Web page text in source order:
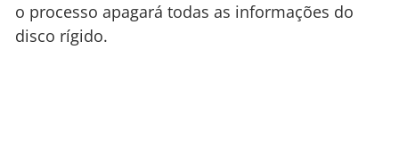
o processo apagará todas as informações do
disco rígido.